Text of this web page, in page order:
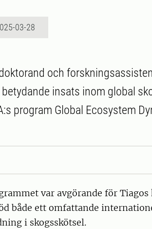
03-28
och
insats inom global
program Global Ecosystem
var avgörande för
både ett omfattande
i skogsskötsel.